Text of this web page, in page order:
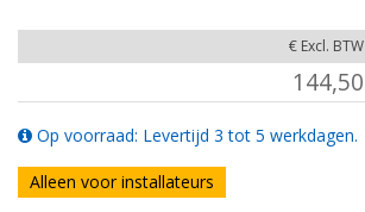
€ Excl. BTW
144,50
Op voorraad: Levertijd 3 tot 5 werkdagen.
Alleen voor installateurs